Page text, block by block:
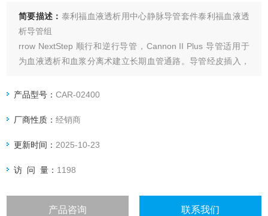
简要描述： 泰利福血液透析用中心静脉导管套件泰利福血液透
析导管组
rrow NextStep 顺行和逆行导管，Cannon II Plus 导管适用于
为血液透析和血浆分离术建立长期血管通路。导管经皮插入，
产品型号：CAR-02400
厂商性质：经销商
更新时间： 2025-10-23
访 问 量： 1198
产品咨询 联系我们